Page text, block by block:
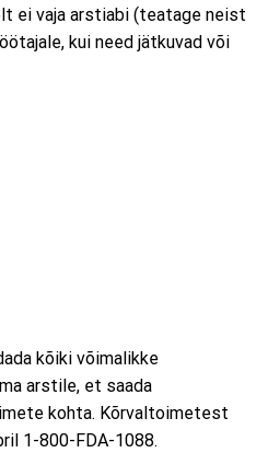
ei vaja arstiabi (teatage neist
kui need jätkuvad või
kõiki võimalikke
arstile, et saada
kohta. Kõrvaltoimetest
1-800-FDA-1088.